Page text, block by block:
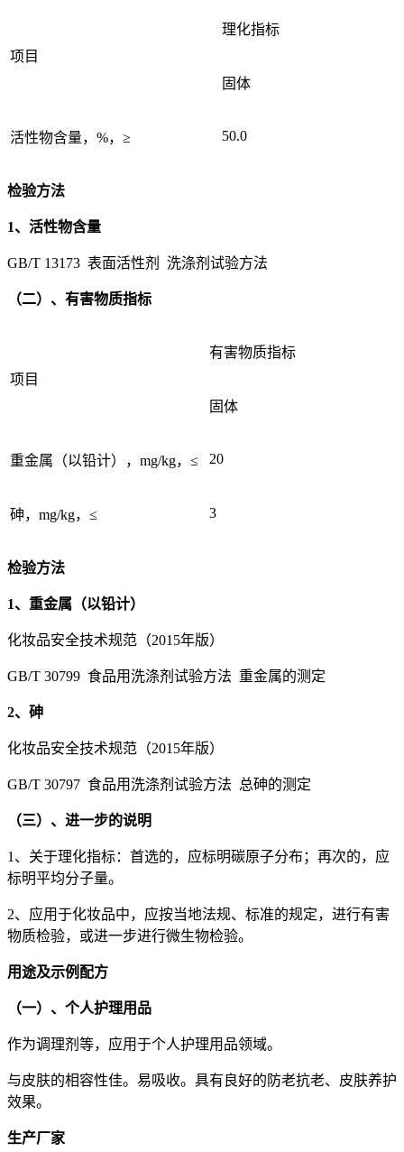
项目
理化指标
固体
活性物含量，%，≥ 50.0
检验方法
1、活性物含量
GB/T 13173 表面活性剂 洗涤剂试验方法
（二）、有害物质指标
项目
有害物质指标
固体
重金属（以铅计），mg/kg，≤ 20
砷，mg/kg，≤ 3
检验方法
1、重金属（以铅计）
化妆品安全技术规范（2015年版）
GB/T 30799 食品用洗涤剂试验方法 重金属的测定
2、砷
化妆品安全技术规范（2015年版）
GB/T 30797 食品用洗涤剂试验方法 总砷的测定
（三）、进一步的说明
1、关于理化指标：首选的，应标明碳原子分布；再次的，应
标明平均分子量。
2、应用于化妆品中，应按当地法规、标准的规定，进行有害
物质检验，或进一步进行微生物检验。
用途及示例配方
（一）、个人护理用品
作为调理剂等，应用于个人护理用品领域。
与皮肤的相容性佳。易吸收。具有良好的防老抗老、皮肤养护
效果。
生产厂家